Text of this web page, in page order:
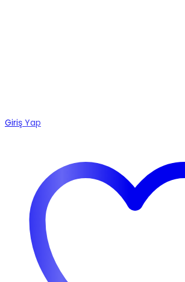
Giriş Yap